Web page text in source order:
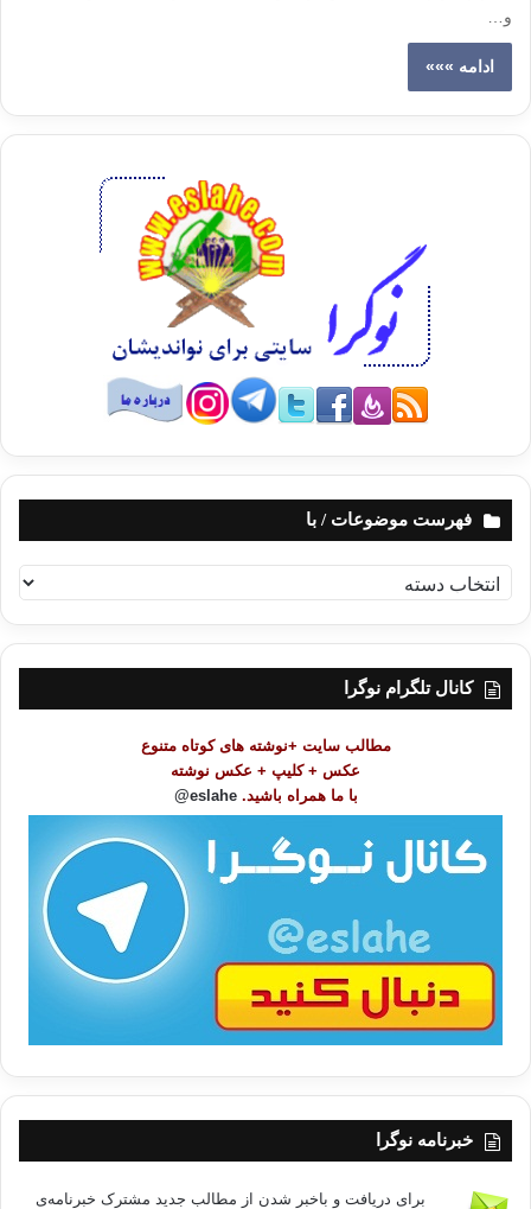
و…
ادامه »»»
فهرست موضوعات / با
ه
ر
کانال تلگرام نوگرا
مطالب سایت +نوشته های کوتاه متنوع
عکس + کلیپ + عکس نوشته
با ما همراه باشید. eslahe@
خبرنامه نوگرا
برای دریافت و باخبر شدن از مطالب جدید مشترک خبرنامه‌ی